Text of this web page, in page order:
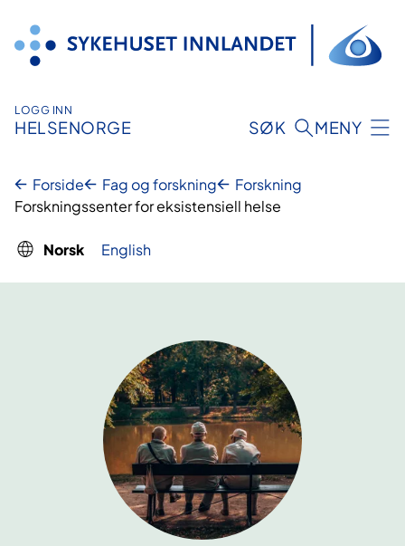
innhold
LOGG INN
HELSENORGE SØK MENY
Forside Fag og forskning
Forskning
Forskningssenter for eksistensiell helse
Norsk English